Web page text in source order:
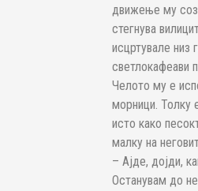
движење му
стегнува
исцртувале низ
светлокафеави
Челото му е
морници. Толку
исто како
малку на
– Ајде, дојди,
Останувам до